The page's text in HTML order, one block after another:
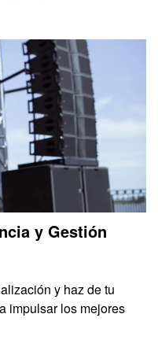
y Gestión
y haz de tu
impulsar los mejores